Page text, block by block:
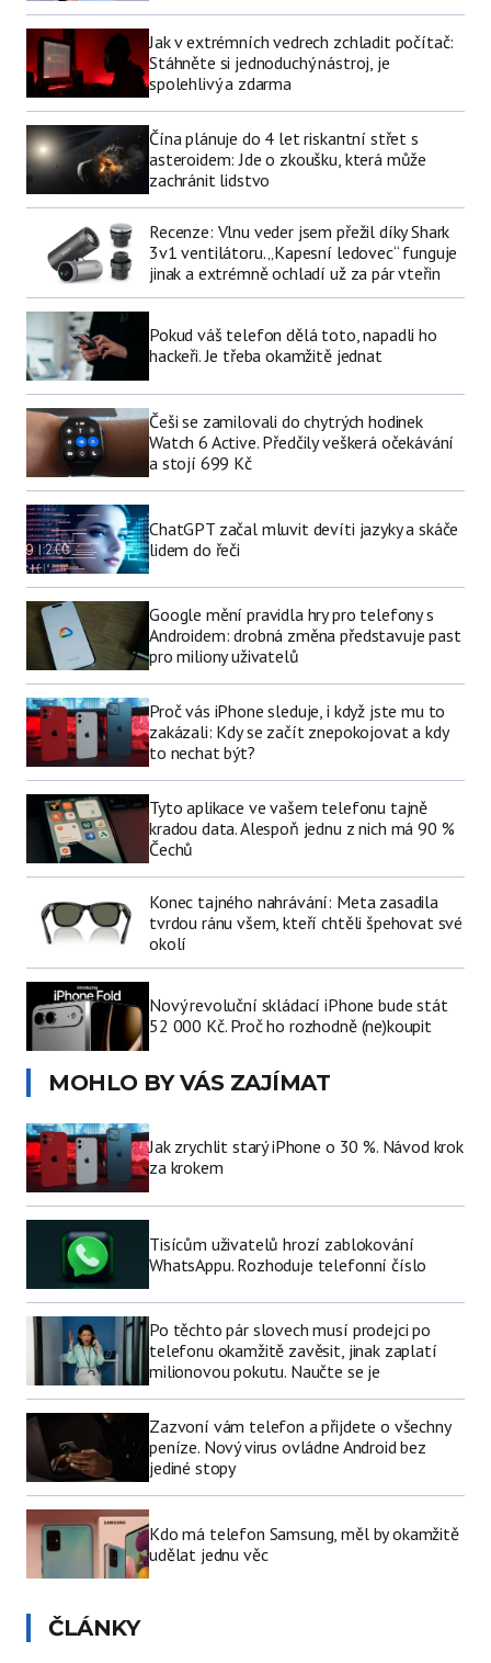
Jak v extrémních vedrech zchladit počítač:
Stáhněte si jednoduchý nástroj, je
spolehlivý a zdarma
Čína plánuje do 4 let riskantní střet s
asteroidem: Jde o zkoušku, která může
zachránit lidstvo
Recenze: Vlnu veder jsem přežil díky Shark
3v1 ventilátoru. „Kapesní ledovec“ funguje
jinak a extrémně ochladí už za pár vteřin
Pokud váš telefon dělá toto, napadli ho
hackeři. Je třeba okamžitě jednat
Češi se zamilovali do chytrých hodinek
Watch 6 Active. Předčily veškerá očekávání
a stojí 699 Kč
ChatGPT začal mluvit devíti jazyky a skáče
lidem do řeči
Google mění pravidla hry pro telefony s
Androidem: drobná změna představuje past
pro miliony uživatelů
Proč vás iPhone sleduje, i když jste mu to
zakázali: Kdy se začít znepokojovat a kdy
to nechat být?
Tyto aplikace ve vašem telefonu tajně
kradou data. Alespoň jednu z nich má 90 %
Čechů
Konec tajného nahrávání: Meta zasadila
tvrdou ránu všem, kteří chtěli špehovat své
okolí
Nový revoluční skládací iPhone bude stát
52 000 Kč. Proč ho rozhodně (ne)koupit
MOHLO BY VÁS ZAJÍMAT
Jak zrychlit starý iPhone o 30 %. Návod krok
za krokem
Tisícům uživatelů hrozí zablokování
WhatsAppu. Rozhoduje telefonní číslo
Po těchto pár slovech musí prodejci po
telefonu okamžitě zavěsit, jinak zaplatí
milionovou pokutu. Naučte se je
Zazvoní vám telefon a přijdete o všechny
peníze. Nový virus ovládne Android bez
jediné stopy
Kdo má telefon Samsung, měl by okamžitě
udělat jednu věc
ČLÁNKY